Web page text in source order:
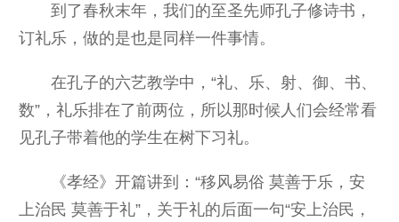
到了春秋末年，我们的至圣先师孔子修诗书，
订礼乐，做的是也是同样一件事情。
在孔子的六艺教学中，“礼、乐、射、御、书、
数”，礼乐排在了前两位，所以那时候人们会经常看
见孔子带着他的学生在树下习礼。
《孝经》开篇讲到：“移风易俗 莫善于乐，安
上治民 莫善于礼”，关于礼的后面一句“安上治民，